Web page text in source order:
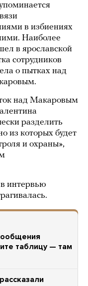
в избиениях
Наиболее
в ярославской
сотрудников
о пытках над
над Макаровым
разделить
из которых будет
и охраны»,
интервью
таблицу — там